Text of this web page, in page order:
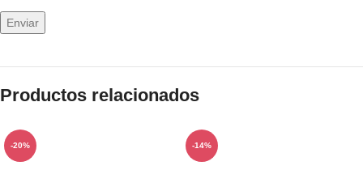
Productos relacionados
-20% -14%